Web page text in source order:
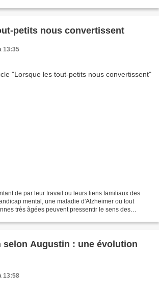
petits nous convertissent
13:35
de par leur travail ou leurs liens familiaux des
mental, une maladie d'Alzheimer ou tout
très âgées peuvent pressentir le sens des
selon Augustin : une évolution
13:58